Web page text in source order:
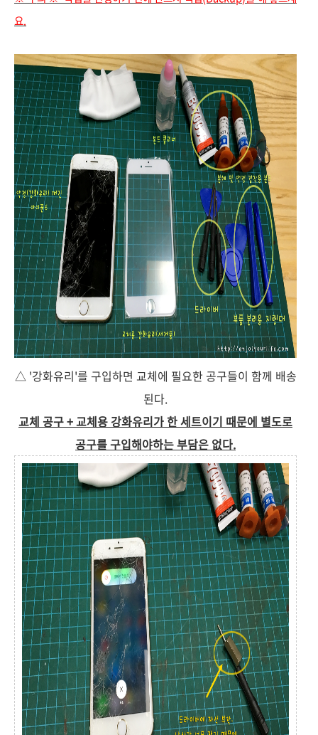
요.
△ '강화유리'를 구입하면 교체에 필요한 공구들이 함께 배송
된다.
교체 공구 + 교체용 강화유리가 한 세트이기 때문에 별도로
공구를 구입해야하는 부담은 없다.